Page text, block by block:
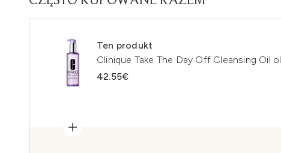
Ten produkt
Clinique Take The Day Off Cleansing Oil
42.55€